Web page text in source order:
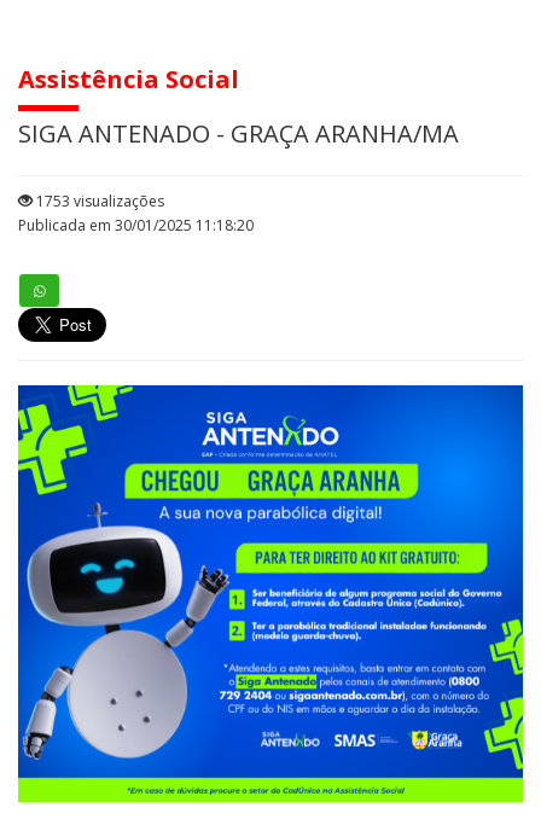
Assistência Social
SIGA ANTENADO - GRAÇA ARANHA/MA
1753 visualizações
Publicada em 30/01/2025 11:18:20